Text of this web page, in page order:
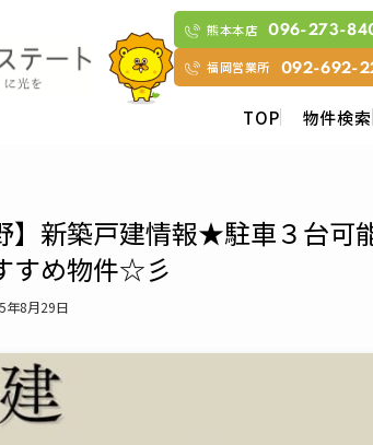
熊本本店 096-273-
福岡営業所 092-692-
TOP 物件検索
】新築戸建情報★駐車３台可
すめ物件☆彡
年8月29日